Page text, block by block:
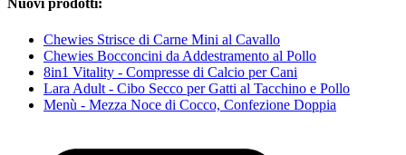
Nuovi prodotti:
Chewies Strisce di Carne Mini al Cavallo
Chewies Bocconcini da Addestramento al Pollo
8in1 Vitality - Compresse di Calcio per Cani
Lara Adult - Cibo Secco per Gatti al Tacchino e Pollo
Menù - Mezza Noce di Cocco, Confezione Doppia